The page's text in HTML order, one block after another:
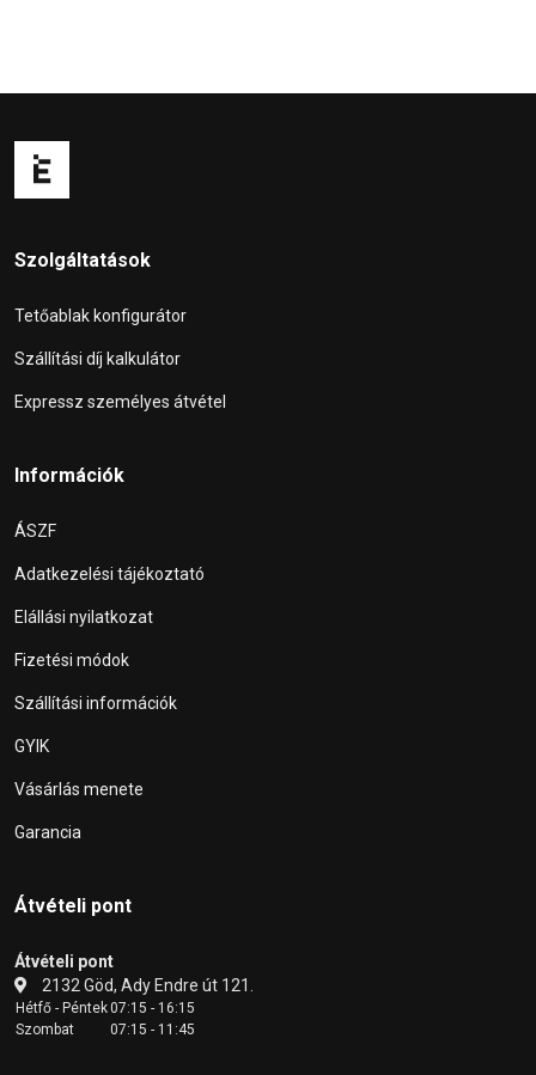
Szolgáltatások
Tetőablak konfigurátor
Szállítási díj kalkulátor
Expressz személyes átvétel
Információk
ÁSZF
Adatkezelési tájékoztató
Elállási nyilatkozat
Fizetési módok
Szállítási információk
GYIK
Vásárlás menete
Garancia
Átvételi pont
Átvételi pont
2132 Göd, Ady Endre út 121.
Hétfő - Péntek07:15 - 16:15
Szombat
07:15 - 11:45